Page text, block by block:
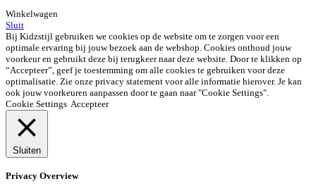
Winkelwagen
Sluit
Bij Kidzstijl gebruiken we cookies op de website om te zorgen voor een
optimale ervaring bij jouw bezoek aan de webshop. Cookies onthoud jouw
voorkeur en gebruikt deze bij terugkeer naar deze website. Door te klikken op
“Accepteer”, geef je toestemming om alle cookies te gebruiken voor deze
optimalisatie. Zie onze privacy statement voor alle informatie hierover. Je kan
ook jouw voorkeuren aanpassen door te gaan naar "Cookie Settings".
Cookie Settings Accepteer
Sluiten
Privacy Overview